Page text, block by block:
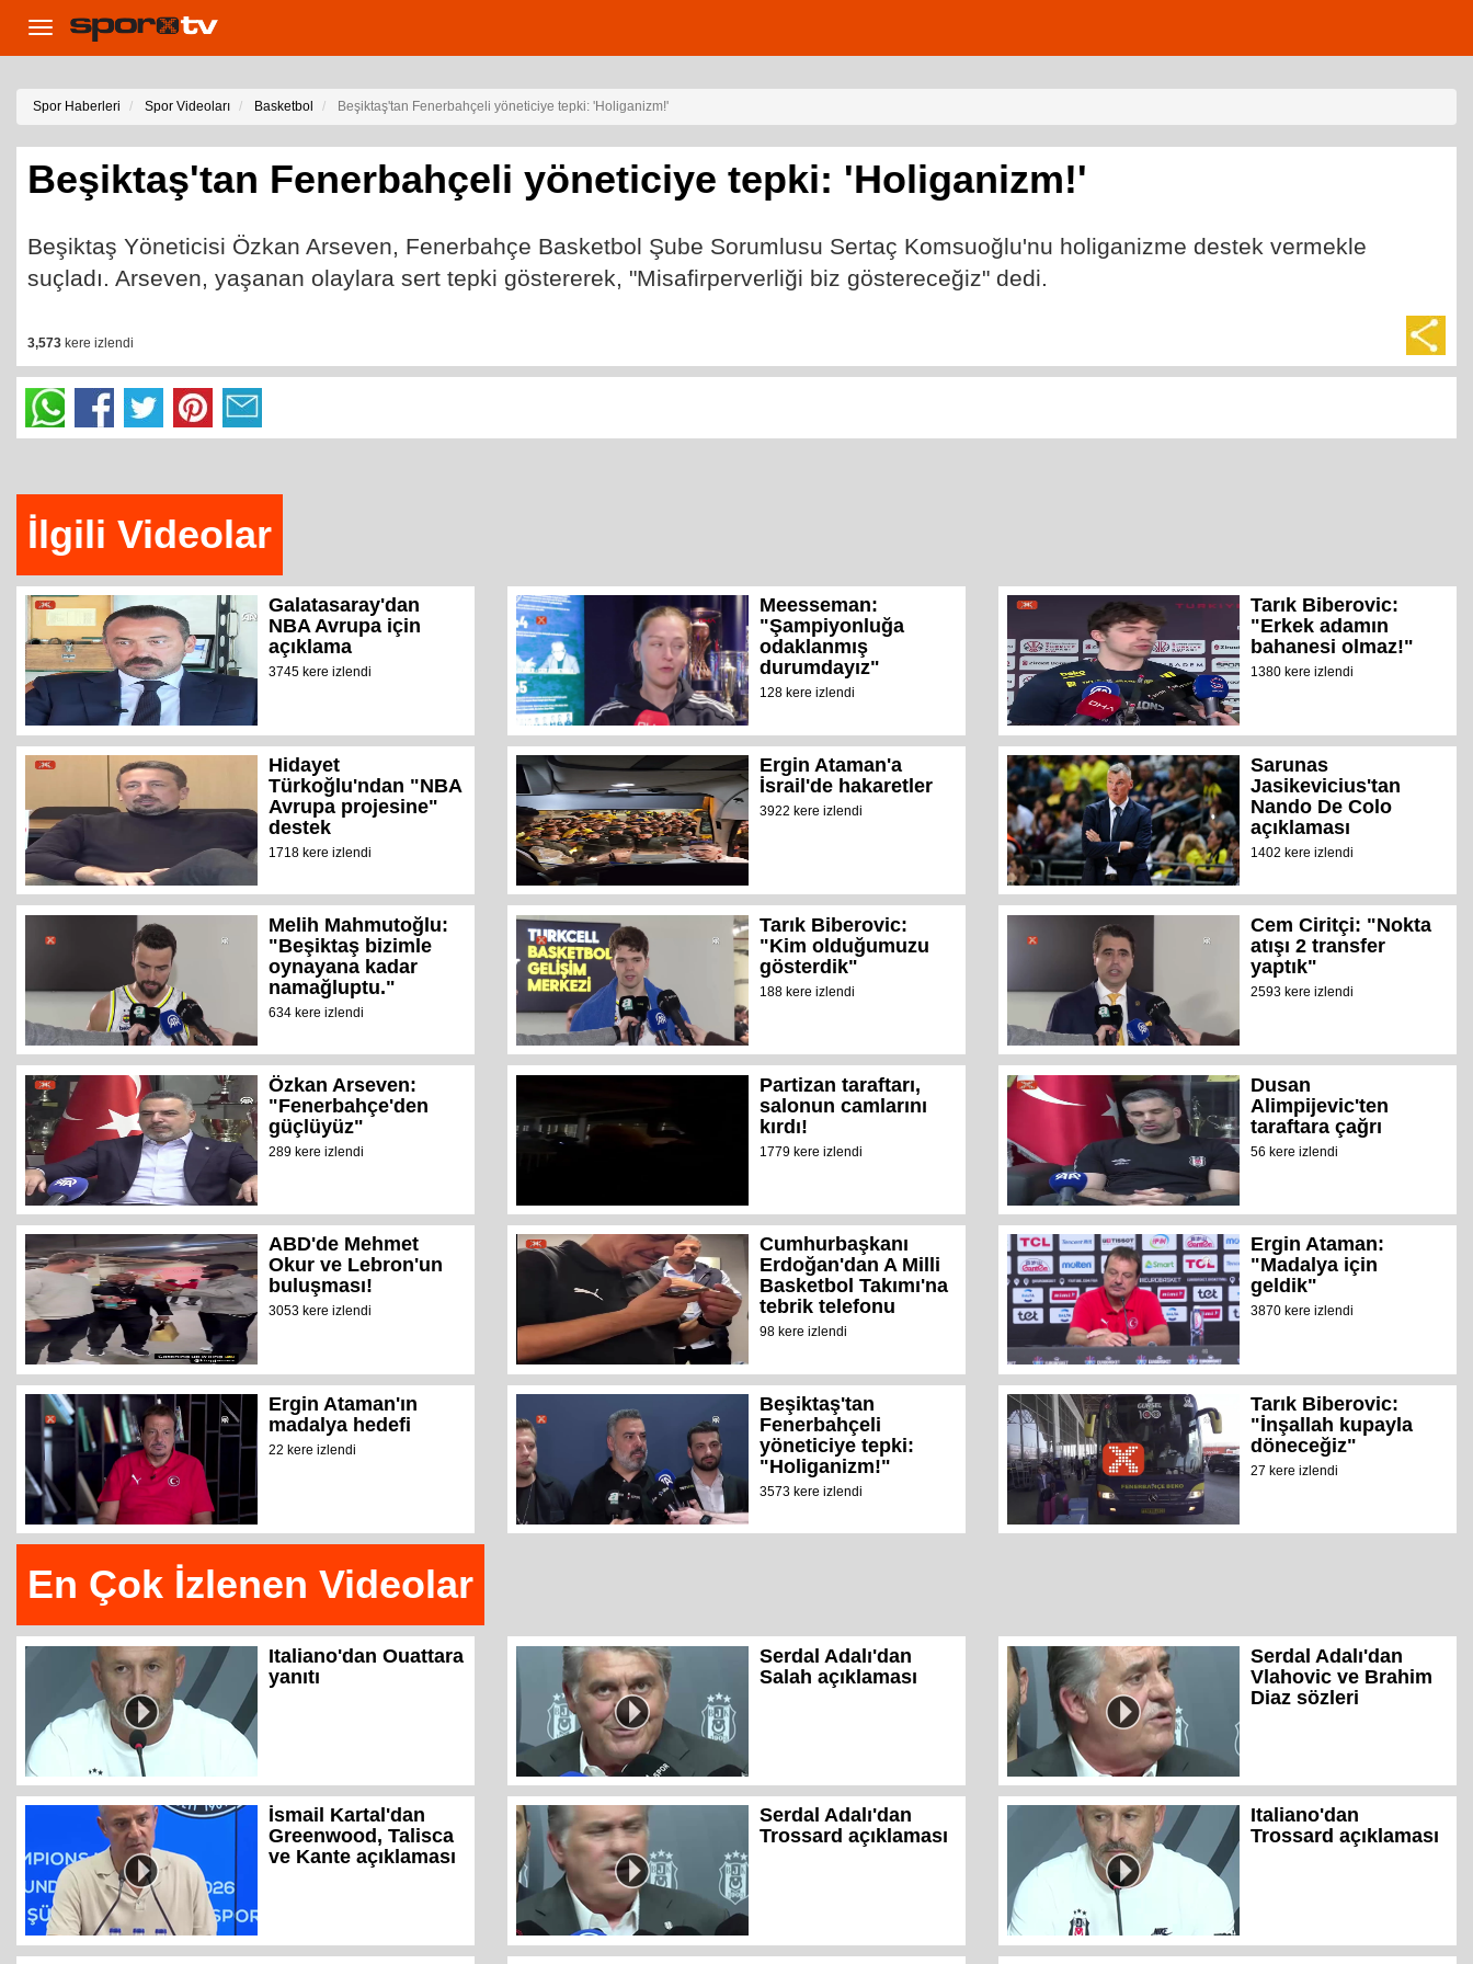
Toggle
navigation
Spor Haberleri Spor Videoları Basketbol Beşiktaş'tan Fenerbahçeli yöneticiye tepki: 'Holiganizm!'
Beşiktaş'tan Fenerbahçeli yöneticiye tepki: 'Holiganizm!'
Beşiktaş Yöneticisi Özkan Arseven, Fenerbahçe Basketbol Şube Sorumlusu Sertaç Komsuoğlu'nu holiganizme destek vermekle
suçladı. Arseven, yaşanan olaylara sert tepki göstererek, "Misafirperverliği biz göstereceğiz" dedi.
3,573 kere izlendi
İlgili Videolar
Galatasaray'dan
NBA Avrupa için
açıklama
3745 kere izlendi
Meesseman:
"Şampiyonluğa
odaklanmış
durumdayız"
128 kere izlendi
Tarık Biberovic:
"Erkek adamın
bahanesi olmaz!"
1380 kere izlendi
Hidayet
Türkoğlu'ndan "NBA
Avrupa projesine"
destek
1718 kere izlendi
Ergin Ataman'a
İsrail'de hakaretler
3922 kere izlendi
Sarunas
Jasikevicius'tan
Nando De Colo
açıklaması
1402 kere izlendi
Melih Mahmutoğlu:
"Beşiktaş bizimle
oynayana kadar
namağluptu."
634 kere izlendi
Tarık Biberovic:
"Kim olduğumuzu
gösterdik"
188 kere izlendi
Cem Ciritçi: "Nokta
atışı 2 transfer
yaptık"
2593 kere izlendi
Özkan Arseven:
"Fenerbahçe'den
güçlüyüz"
289 kere izlendi
Partizan taraftarı,
salonun camlarını
kırdı!
1779 kere izlendi
Dusan
Alimpijevic'ten
taraftara çağrı
56 kere izlendi
ABD'de Mehmet
Okur ve Lebron'un
buluşması!
3053 kere izlendi
Cumhurbaşkanı
Erdoğan'dan A Milli
Basketbol Takımı'na
tebrik telefonu
98 kere izlendi
Ergin Ataman:
"Madalya için
geldik"
3870 kere izlendi
Ergin Ataman'ın
madalya hedefi
22 kere izlendi
Beşiktaş'tan
Fenerbahçeli
yöneticiye tepki:
"Holiganizm!"
3573 kere izlendi
Tarık Biberovic:
"İnşallah kupayla
döneceğiz"
27 kere izlendi
En Çok İzlenen Videolar
Italiano'dan Ouattara
yanıtı
Serdal Adalı'dan
Salah açıklaması
Serdal Adalı'dan
Vlahovic ve Brahim
Diaz sözleri
İsmail Kartal'dan
Greenwood, Talisca
ve Kante açıklaması
Serdal Adalı'dan
Trossard açıklaması
Italiano'dan
Trossard açıklaması